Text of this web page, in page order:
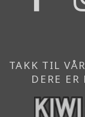
}}
TAKK TIL
DERE